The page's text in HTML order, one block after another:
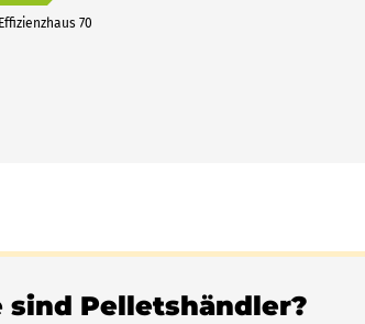
Effizienzhaus 70
sind Pelletshändler?